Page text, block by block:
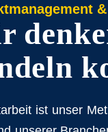
ist un­ser